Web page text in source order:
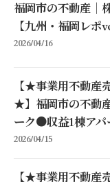
福岡市の不動産｜
【九州・福岡レポ
2026/04/16
【★事業用不動産
★】福岡市の不動
ーク●収益1棟ア
2026/04/15
【★事業用不動産